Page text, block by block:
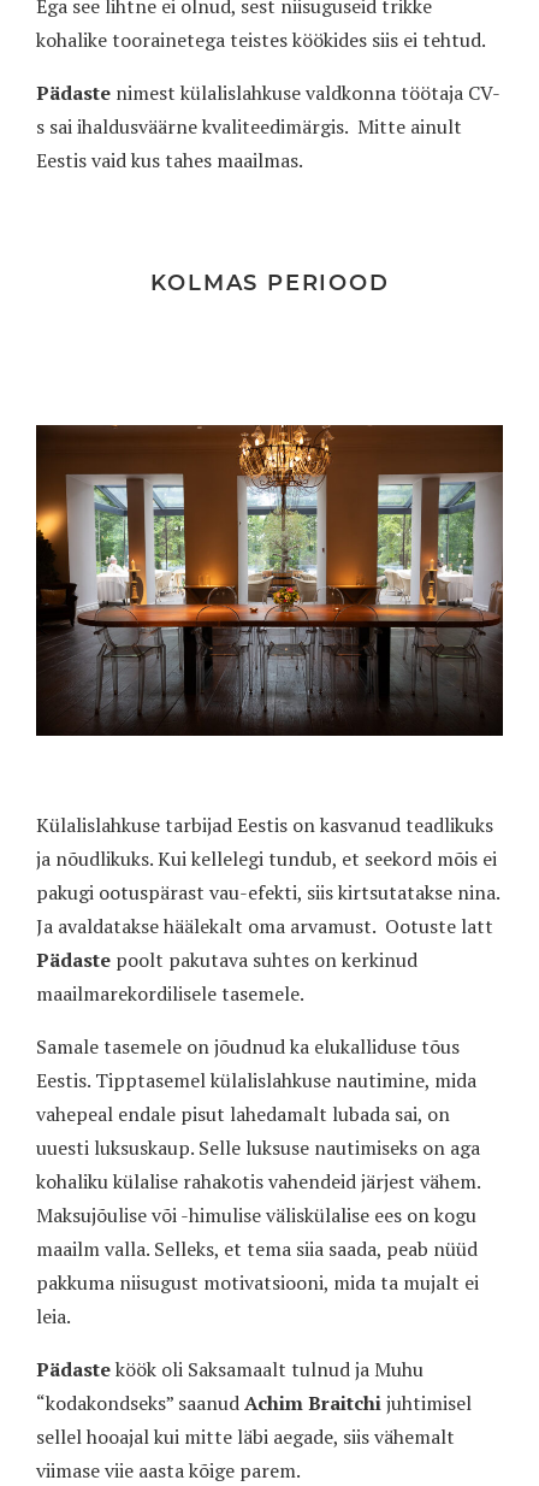
Ega see lihtne ei olnud, sest niisuguseid trikke
kohalike toorainetega teistes köökides siis ei tehtud.
Pädaste nimest külalislahkuse valdkonna töötaja CV-
s sai ihaldusväärne kvaliteedimärgis. Mitte ainult
Eestis vaid kus tahes maailmas.
KOLMAS PERIOOD
Külalislahkuse tarbijad Eestis on kasvanud teadlikuks
ja nõudlikuks. Kui kellelegi tundub, et seekord mõis ei
pakugi ootuspärast vau-efekti, siis kirtsutatakse nina.
Ja avaldatakse häälekalt oma arvamust. Ootuste latt
Pädaste poolt pakutava suhtes on kerkinud
maailmarekordilisele tasemele.
Samale tasemele on jõudnud ka elukalliduse tõus
Eestis. Tipptasemel külalislahkuse nautimine, mida
vahepeal endale pisut lahedamalt lubada sai, on
uuesti luksuskaup. Selle luksuse nautimiseks on aga
kohaliku külalise rahakotis vahendeid järjest vähem.
Maksujõulise või -himulise väliskülalise ees on kogu
maailm valla. Selleks, et tema siia saada, peab nüüd
pakkuma niisugust motivatsiooni, mida ta mujalt ei
leia.
Pädasteköök oli Saksamaalt tulnud ja Muhu
“kodakondseks” saanudAchim Braitchijuhtimisel
sellel hooajal kui mitte läbi aegade, siis vähemalt
viimase viie aasta kõige parem.